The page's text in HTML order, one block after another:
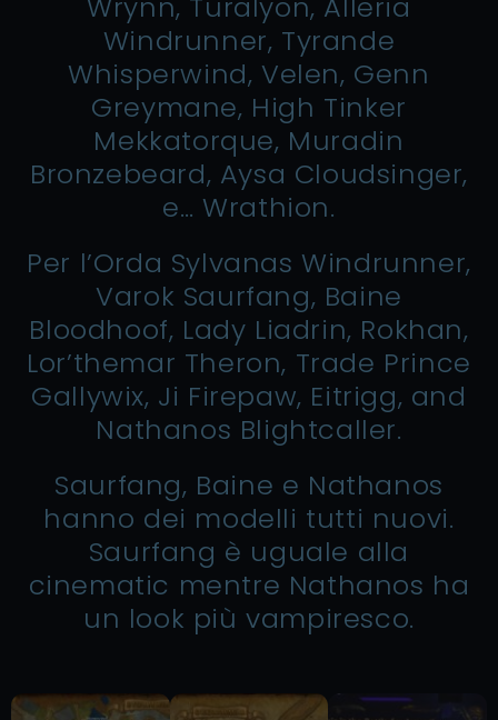
Wrynn, Turalyon, Alleria
Windrunner, Tyrande
Whisperwind, Velen, Genn
Greymane, High Tinker
Mekkatorque, Muradin
Bronzebeard, Aysa Cloudsinger,
e… Wrathion.
Per l’Orda Sylvanas Windrunner,
Varok Saurfang, Baine
Bloodhoof, Lady Liadrin, Rokhan,
Lor’themar Theron, Trade Prince
Gallywix, Ji Firepaw, Eitrigg, and
Nathanos Blightcaller.
Saurfang, Baine e Nathanos
hanno dei modelli tutti nuovi.
Saurfang è uguale alla
cinematic mentre Nathanos ha
un look più vampiresco.